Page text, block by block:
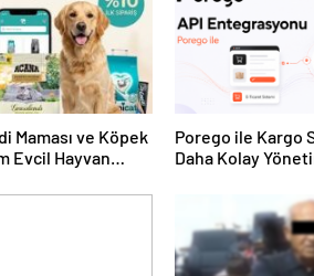
Maması ve Köpek
Evcil Hayvan
Porego ile Kargo
Daha Kolay